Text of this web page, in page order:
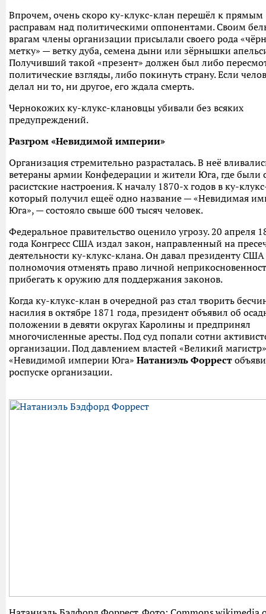
Впрочем, очень скоро ку-клукс-клан перешёл к прямым
расправам над политическими оппонентами. Своим
врагам члены организации присылали своего рода
метку» — ветку дуба, семена дыни или зёрнышки
Получивший такой «презент» должен был либо
политические взгляды, либо покинуть страну. Если
делал ни то, ни другое, его ждала смерть.
Чернокожих ку-клукс-клановцы убивали без всяких
предупреждений.
Разгром «Невидимой империи»
Организация стремительно разрасталась. В неё
ветераны армии Конфедерации и жители Юга, где были
расистские настроения. К началу 1870-х годов в ку-
который получил ещеё одно название — «Невидимая
Юга», — состояло свыше 600 тысяч человек.
Федеральное правительство оценило угрозу. 20 апреля
года Конгресс США издал закон, направленный на
деятельности ку-клукс-клана. Он давал президенту США
полномочия отменять право личной
прибегать к оружию для поддержания законов.
Когда ку-клукс-клан в очередной раз стал творить
насилия в октябре 1871 года, президент объявил об
положении в девяти округах Каролины и предпринял
многочисленные аресты. Под суд попали сотни
организации. Под давлением властей «Великий магистр»
«Невидимой империи Юга» Натаниэль Форрест
роспуске организации.